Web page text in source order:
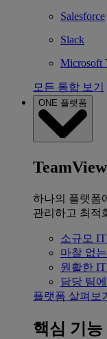
Salesforce
Slack
Microsoft
모든 통합 보기
ONE 플랫폼
하나의 플랫폼
관리하고 최적
소규모
마찰 없
원활한
담당 팀
플랫폼 살펴보기
핵심 기능